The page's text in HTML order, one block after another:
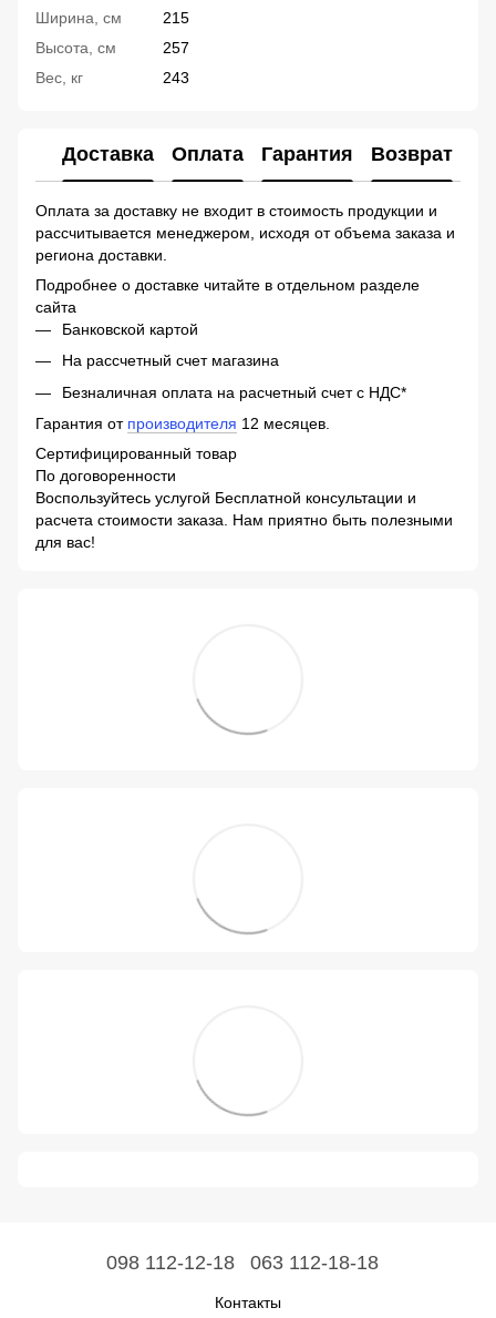
Ширина, см
215
Высота, см
257
Вес, кг
243
Доставка Оплата Гарантия Возврат
Оплата за доставку не входит в стоимость продукции и
рассчитывается менеджером, исходя от объема заказа и
региона доставки.
Подробнее о доставке читайте в отдельном разделе
сайта
Банковской картой
На рассчетный счет магазина
Безналичная оплата на расчетный счет с НДС*
Гарантия от производителя 12 месяцев.
Сертифицированный товар
По договоренности
Воспользуйтесь услугой Бесплатной консультации и
расчета стоимости заказа. Нам приятно быть полезными
для вас!
098 112-12-18 063 112-18-18
Контакты